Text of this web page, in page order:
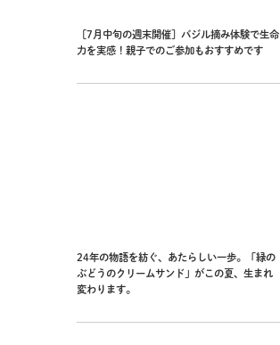
［7月中旬の週末開催］バジル摘み体験で生命
力を実感！親子でのご参加もおすすめです
24年の物語を紡ぐ、あたらしい一歩。「緑の
ぶどうのクリームサンド」がこの夏、生まれ
変わります。